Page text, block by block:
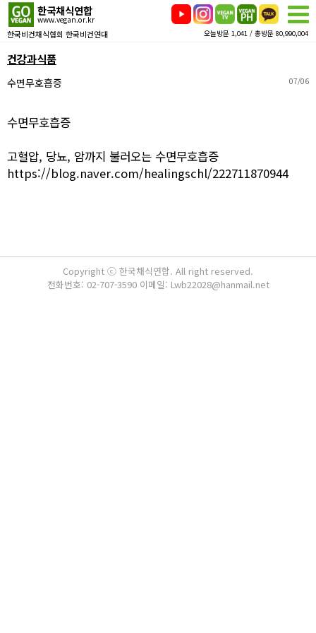
한국채식연합
www.vegan.or.kr
한국비건채식협회 한국비건연대 오늘방문 1,041 / 총방문 80,990,004
건강과식품
수면무호흡증 07/06
수면무호흡증
고혈압, 당뇨, 암까지 불러오는 수면무호흡증
https://blog.naver.com/healingschl/222711870944
Copyright ⓒ 한국채식연합. All right reserved.
전화번호: 02-707-3590 이메일: Lwb22028@hanmail.net